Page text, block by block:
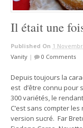
Il était une
Published On 1
Vanity | 0 Comments
Depuis toujours la
est d’être connu pour
300 variétés, le
C’est sans compter
version sucré. Far